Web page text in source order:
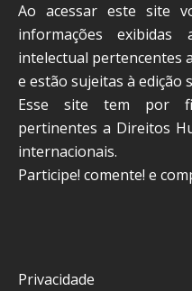
Ao acessar este site
informações
intelectual pertencentes
e estão sujeitas à edição
Esse site tem por
pertinentes a Direitos
internacionais.
Participe! comente! e
Privacidade